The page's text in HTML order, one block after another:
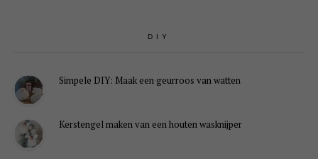
DIY
Simpele DIY: Maak een geurroos van watten
Kerstengel maken van een houten wasknijper